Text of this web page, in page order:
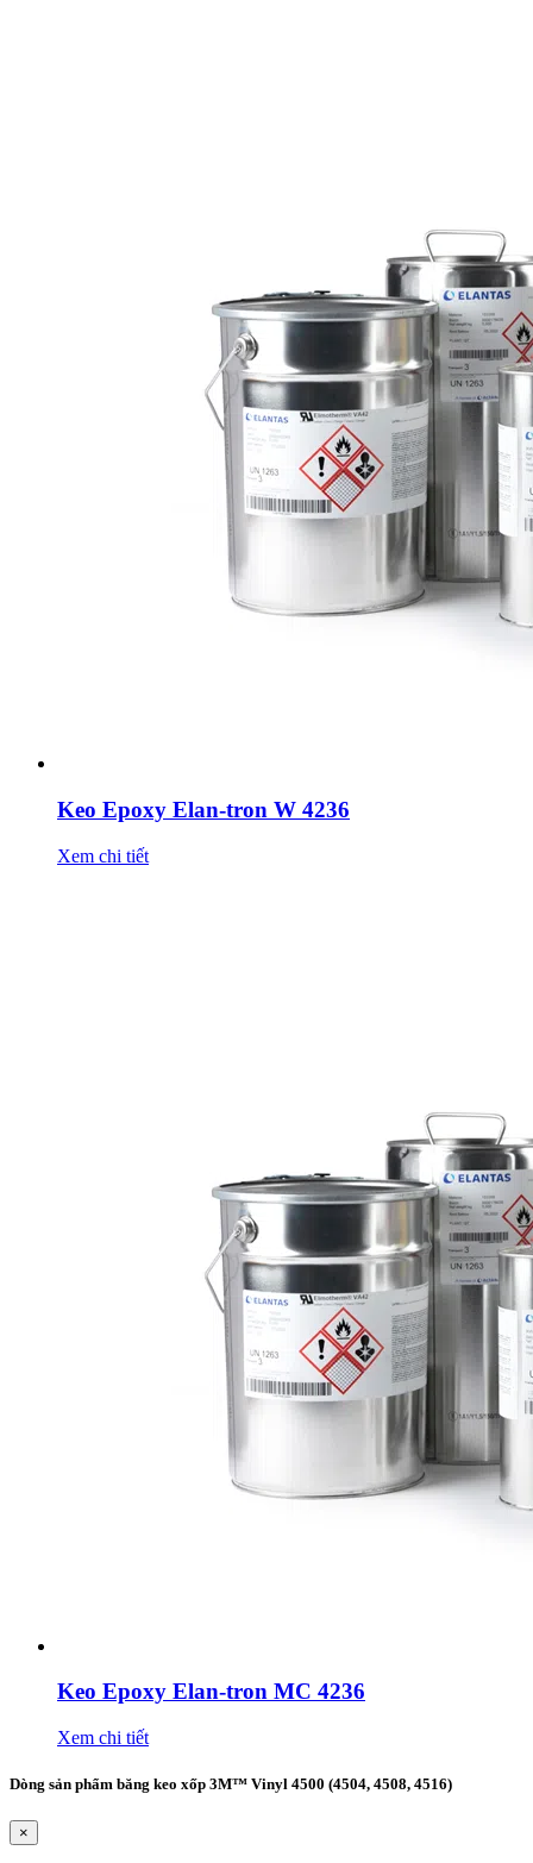
Keo Epoxy Elan-tron W 4236
Xem chi tiết
Keo Epoxy Elan-tron MC 4236
Xem chi tiết
Dòng sản phẩm băng keo xốp 3M™ Vinyl 4500 (4504, 4508, 4516)
×